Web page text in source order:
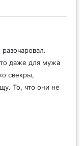
даже для мужа
свекры,
То, что они не